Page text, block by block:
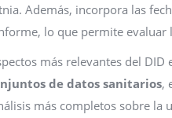
Además, incorpora las
lo que permite evaluar
más relevantes del DID
de datos sanitarios,
más completos sobre la